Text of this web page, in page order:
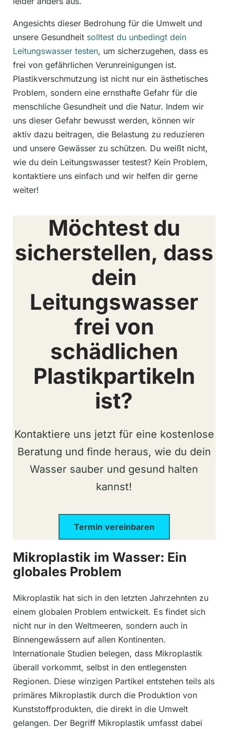
Angesichts dieser Bedrohung für die Umwelt und
unsere Gesundheit solltest du unbedingt dein
Leitungswasser testen, um sicherzugehen, dass es
frei von gefährlichen Verunreinigungen ist.
Plastikverschmutzung ist nicht nur ein ästhetisches
Problem, sondern eine ernsthafte Gefahr für die
menschliche Gesundheit und die Natur. Indem wir
uns dieser Gefahr bewusst werden, können wir
aktiv dazu beitragen, die Belastung zu reduzieren
und unsere Gewässer zu schützen. Du weißt nicht,
wie du dein Leitungswasser testest? Kein Problem,
kontaktiere uns einfach und wir helfen dir gerne
weiter!
Möchtest du
sicherstellen, dass
dein
Leitungswasser
frei von
schädlichen
Plastikpartikeln
ist?
Kontaktiere uns jetzt für eine kostenlose
Beratung und finde heraus, wie du dein
Wasser sauber und gesund halten
kannst!
Termin vereinbaren
Mikroplastik im Wasser: Ein
globales Problem
Mikroplastik hat sich in den letzten Jahrzehnten zu
einem globalen Problem entwickelt. Es findet sich
nicht nur in den Weltmeeren, sondern auch in
Binnengewässern auf allen Kontinenten.
Internationale Studien belegen, dass Mikroplastik
überall vorkommt, selbst in den entlegensten
Regionen. Diese winzigen Partikel entstehen teils als
primäres Mikroplastik durch die Produktion von
Kunststoffprodukten, die direkt in die Umwelt
gelangen. Der Begriff Mikroplastik umfasst dabei